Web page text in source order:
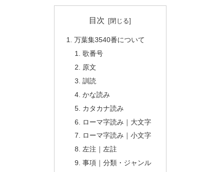
目次
万葉集3540番について
歌番号
原文
訓読
かな読み
カタカナ読み
ローマ字読み｜大文字
ローマ字読み｜小文字
左注｜左註
事項｜分類・ジャンル